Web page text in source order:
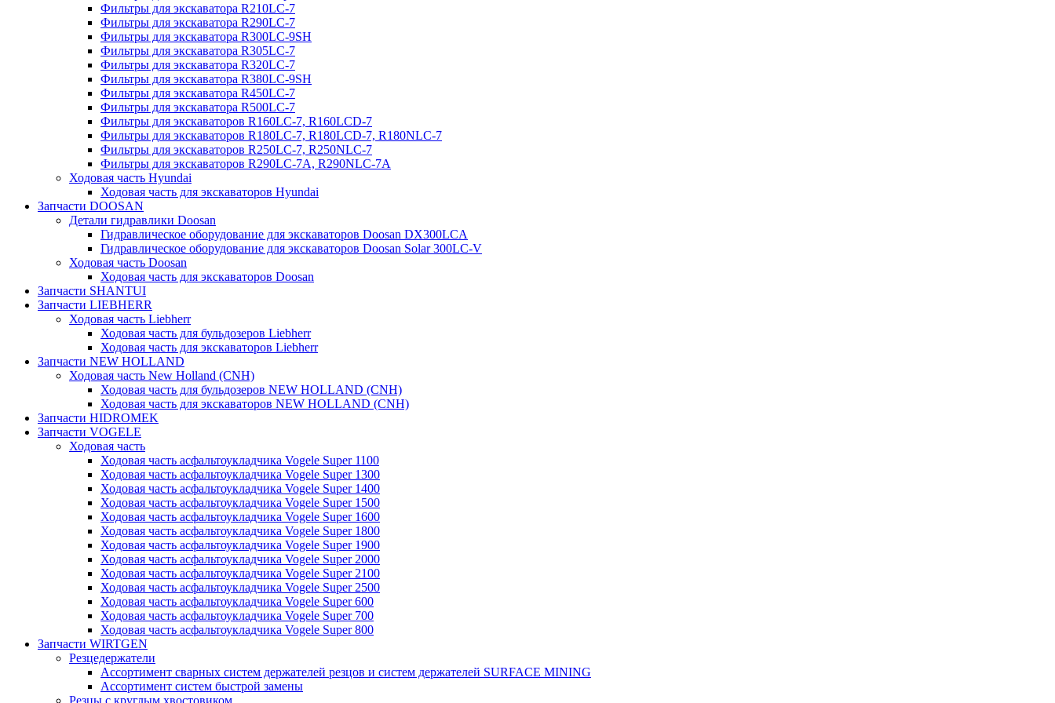
Фильтры для экскаватора R210LC-7
Фильтры для экскаватора R290LC-7
Фильтры для экскаватора R300LC-9SH
Фильтры для экскаватора R305LC-7
Фильтры для экскаватора R320LC-7
Фильтры для экскаватора R380LC-9SH
Фильтры для экскаватора R450LC-7
Фильтры для экскаватора R500LC-7
Фильтры для экскаваторов R160LC-7, R160LCD-7
Фильтры для экскаваторов R180LC-7, R180LCD-7, R180NLC-7
Фильтры для экскаваторов R250LC-7, R250NLC-7
Фильтры для экскаваторов R290LC-7A, R290NLC-7A
Ходовая часть Hyundai
Ходовая часть для экскаваторов Hyundai
Запчасти DOOSAN
Детали гидравлики Doosan
Гидравлическое оборудование для экскаваторов Doosan DX300LCA
Гидравлическое оборудование для экскаваторов Doosan Solar 300LC-V
Ходовая часть Doosan
Ходовая часть для экскаваторов Doosan
Запчасти SHANTUI
Запчасти LIEBHERR
Ходовая часть Liebherr
Ходовая часть для бульдозеров Liebherr
Ходовая часть для экскаваторов Liebherr
Запчасти NEW HOLLAND
Ходовая часть New Holland (CNH)
Ходовая часть для бульдозеров NEW HOLLAND (CNH)
Ходовая часть для экскаваторов NEW HOLLAND (CNH)
Запчасти HIDROMEK
Запчасти VOGELE
Ходовая часть
Ходовая часть асфальтоукладчика Vogele Super 1100
Ходовая часть асфальтоукладчика Vogele Super 1300
Ходовая часть асфальтоукладчика Vogele Super 1400
Ходовая часть асфальтоукладчика Vogele Super 1500
Ходовая часть асфальтоукладчика Vogele Super 1600
Ходовая часть асфальтоукладчика Vogele Super 1800
Ходовая часть асфальтоукладчика Vogele Super 1900
Ходовая часть асфальтоукладчика Vogele Super 2000
Ходовая часть асфальтоукладчика Vogele Super 2100
Ходовая часть асфальтоукладчика Vogele Super 2500
Ходовая часть асфальтоукладчика Vogele Super 600
Ходовая часть асфальтоукладчика Vogele Super 700
Ходовая часть асфальтоукладчика Vogele Super 800
Запчасти WIRTGEN
Резцедержатели
Ассортимент сварных систем держателей резцов и систем держателей SURFACE MINING
Ассортимент систем быстрой замены
Резцы с круглым хвостовиком